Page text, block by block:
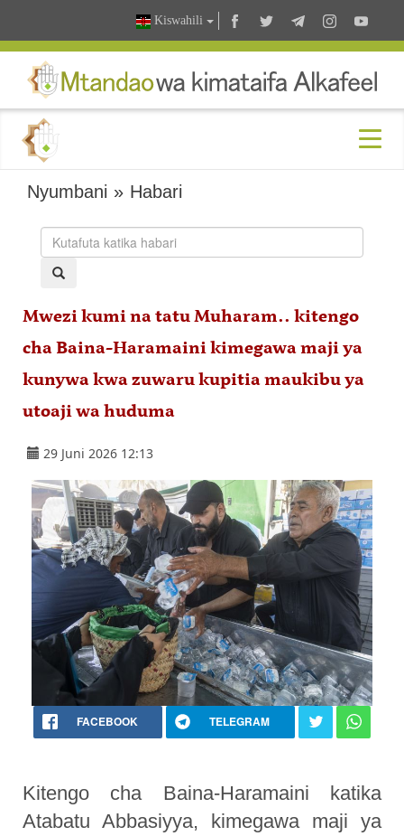
Kiswahili
Nyumbani » Habari
Mwezi kumi na tatu Muharam.. kitengo
cha Baina-Haramaini kimegawa maji ya
kunywa kwa zuwaru kupitia maukibu ya
utoaji wa huduma
29 Juni 2026 12:13
FACEBOOK TELEGRAM
Kitengo cha Baina-Haramaini katika
Atabatu Abbasiyya, kimegawa maji ya